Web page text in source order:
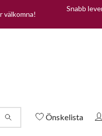
välkomna!
Snabb
Önskelista